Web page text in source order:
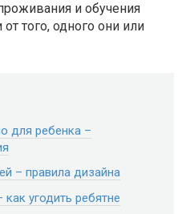
и обучения
того, одного они или
для ребенка –
– правила дизайна
угодить ребятне